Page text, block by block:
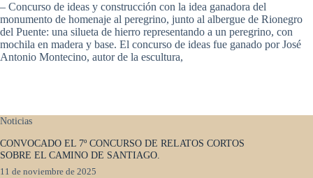
– Concurso de ideas y construcción con la idea ganadora del
monumento de homenaje al peregrino, junto al albergue de Rionegro
del Puente: una silueta de hierro representando a un peregrino, con
mochila en madera y base. El concurso de ideas fue ganado por José
Antonio Montecino, autor de la escultura,
Noticias
CONVOCADO EL 7º CONCURSO DE RELATOS CORTOS
SOBRE EL CAMINO DE SANTIAGO.
11 de noviembre de 2025